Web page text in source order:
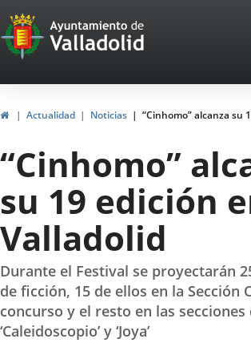
Portal
Web
del
Ayuntamiento
de
Valladolid
InicioActualidad Noticias “Cinhomo” alcanza su
“Cinhomo”
su 19 edición
Valladolid
Durante el Festival se proyectarán
de ficción, 15 de ellos en la Sección
concurso y el resto en las secciones
‘Caleidoscopio’ y ‘Joya’